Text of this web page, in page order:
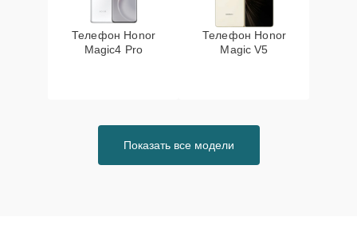
Телефон Honor
Magic4 Pro
Телефон Honor
Magic V5
Показать все модели